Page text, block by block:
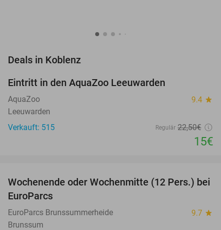
Deals in Koblenz
TODAY
Eintritt in den AquaZoo Leeuwarden
AquaZoo 9.4 star
Leeuwarden
Verkauft: 515
Regulär 22,50€
15€
39%
TODAY
Wochenende oder Wochenmitte (12 Pers.) bei
EuroParcs
EuroParcs Brunssummerheide 9.7 star
Brunssum